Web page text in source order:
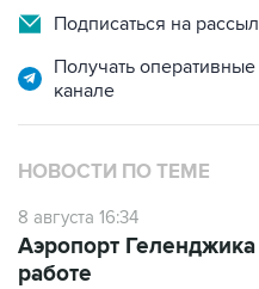
Подписаться на
Получать
канале
НОВОСТИ ПО ТЕМЕ
8 августа 16:34
Аэропорт
работе